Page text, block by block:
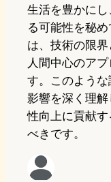
生活を豊かに
る可能性を秘
は、技術の限界
人間中心のア
す。このよう
影響を深く理
性向上に貢献
べきです。